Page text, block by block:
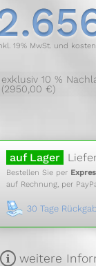
19% MwSt. und
exklusiv 10 %
(2950,00 €)
auf Lager
Bestellen Sie per
auf Rechnung, per
30 Tage
weitere